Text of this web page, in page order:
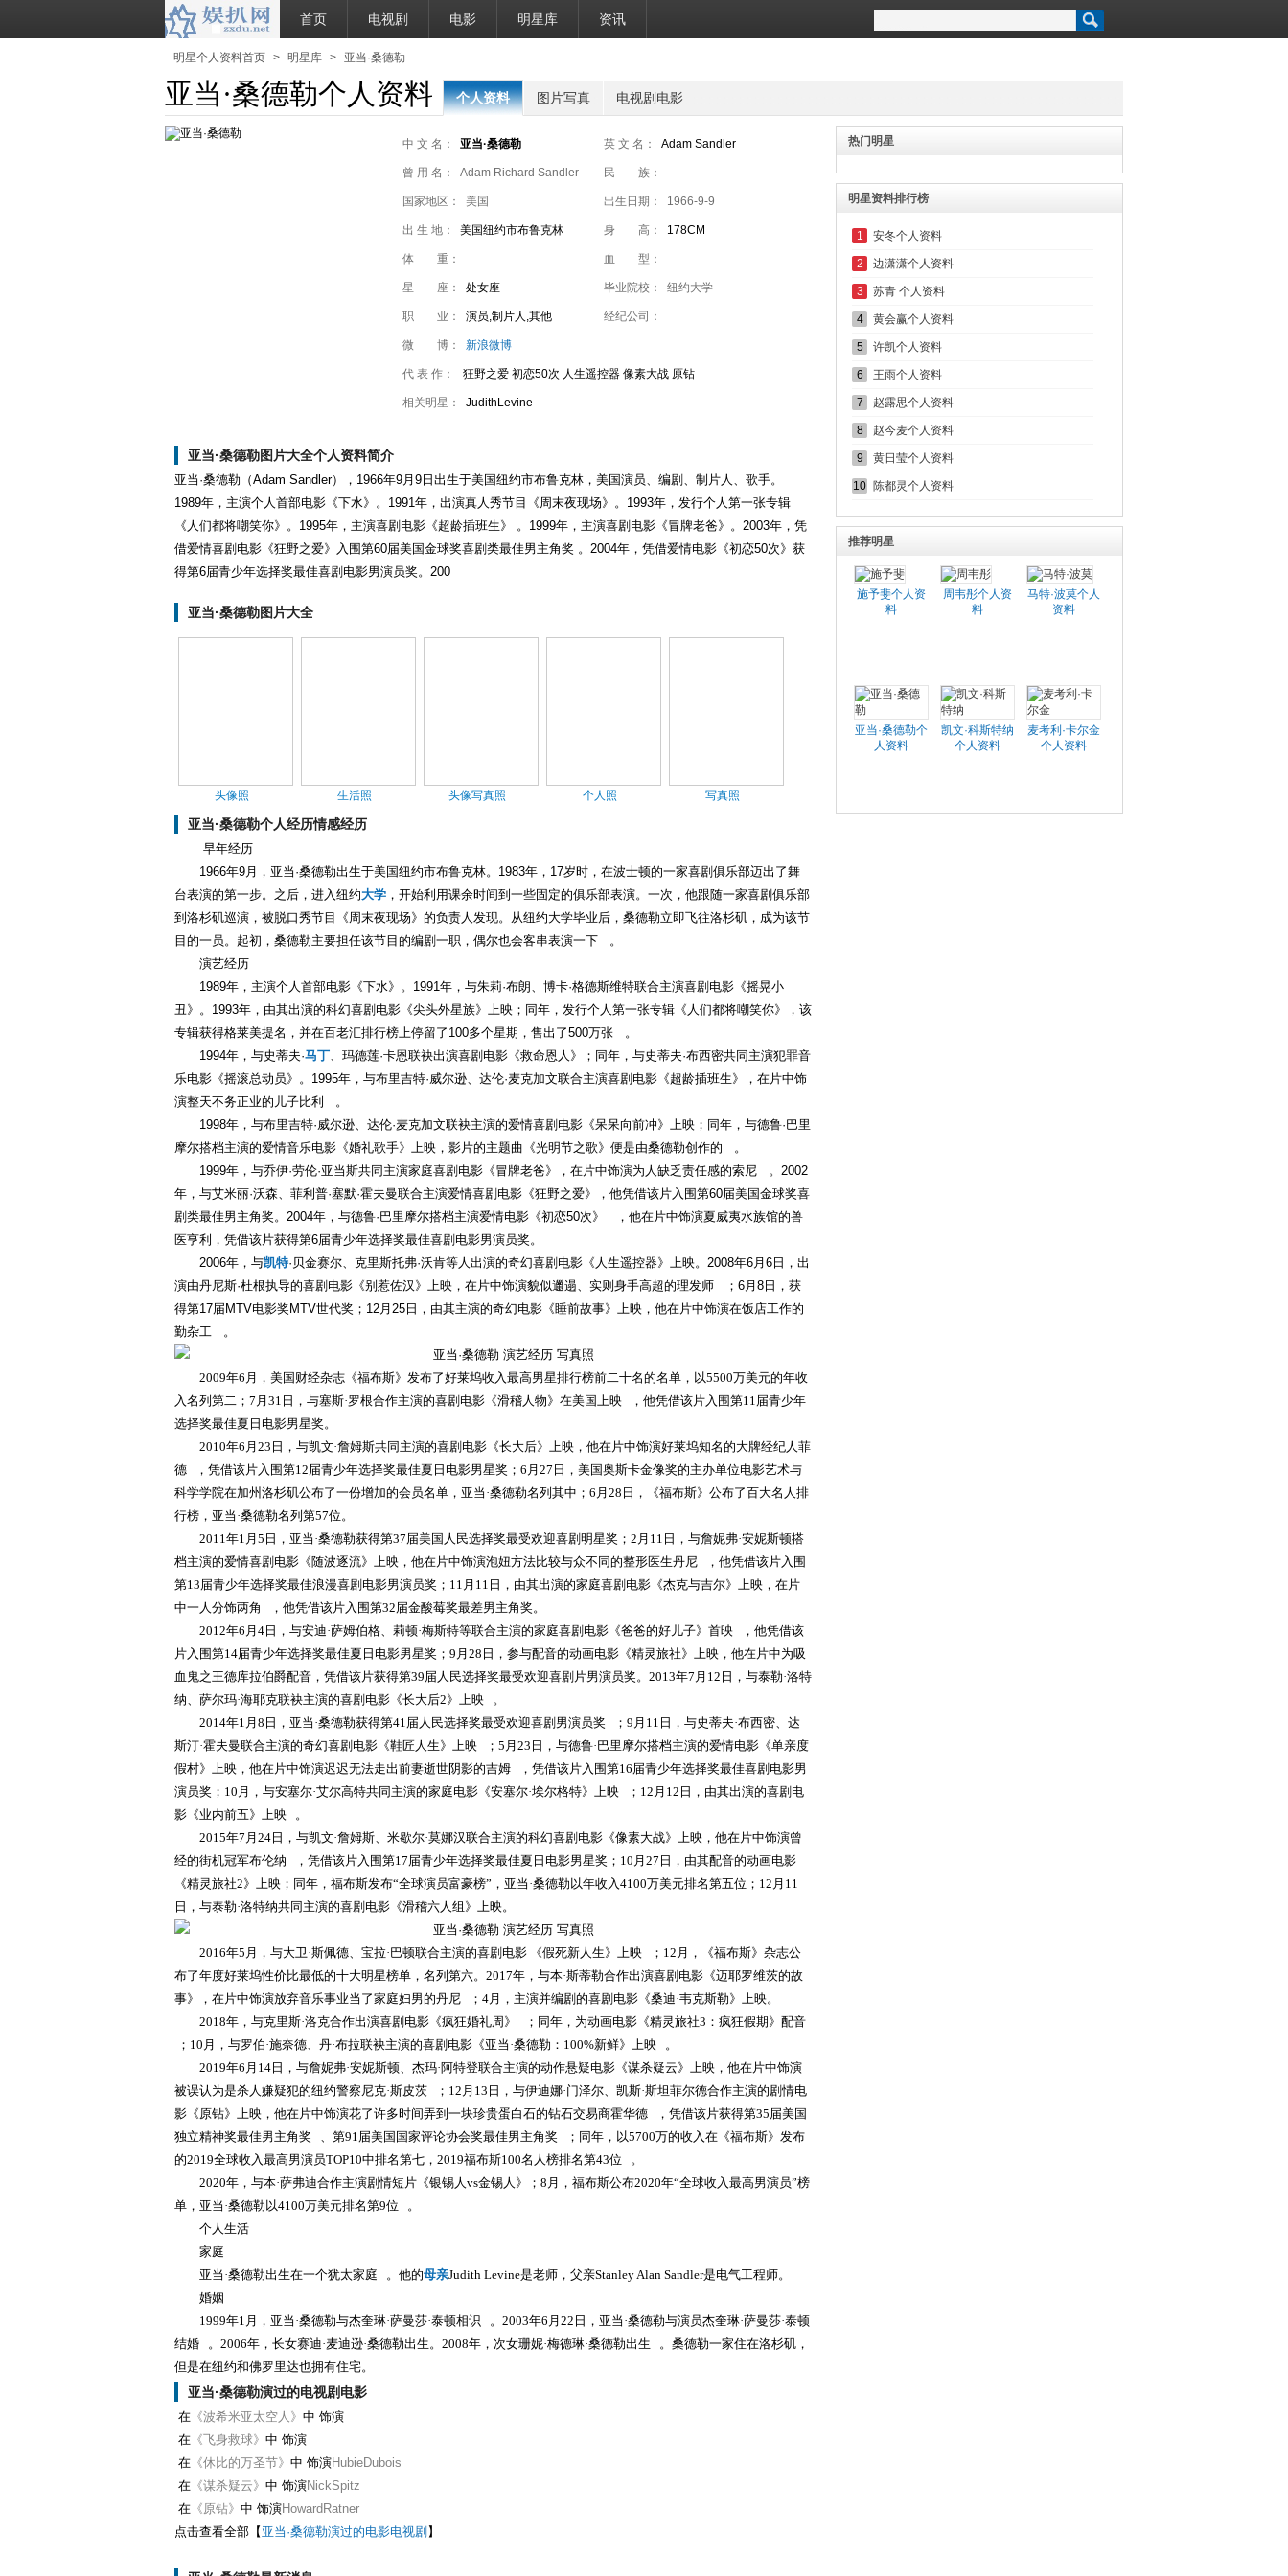
首页 电视剧 电影 明星库 资讯
明星个人资料首页 > 明星库 > 亚当·桑德勒
亚当·桑德勒个人资料 个人资料 图片写真 电视剧电影
中 文 名： 亚当·桑德勒 英 文 名： Adam Sandler
曾 用 名： Adam Richard Sandler 民 族：
国家地区： 美国 出生日期： 1966-9-9
出 生 地： 美国纽约市布鲁克林 身 高： 178CM
体 重： 血 型：
星 座： 处女座 毕业院校： 纽约大学
职 业： 演员,制片人,其他 经纪公司：
微 博： 新浪微博
代 表 作： 狂野之爱 初恋50次 人生遥控器 像素大战 原钻
相关明星： JudithLevine
亚当·桑德勒图片大全个人资料简介
亚当·桑德勒（Adam Sandler），1966年9月9日出生于美国纽约市布鲁克林，美国演员、编剧、制片人、歌手。
1989年，主演个人首部电影《下水》。1991年，出演真人秀节目《周末夜现场》。1993年，发行个人第一张专辑
《人们都将嘲笑你》。1995年，主演喜剧电影《超龄插班生》 。1999年，主演喜剧电影《冒牌老爸》。2003年，凭
借爱情喜剧电影《狂野之爱》入围第60届美国金球奖喜剧类最佳男主角奖 。2004年，凭借爱情电影《初恋50次》获
得第6届青少年选择奖最佳喜剧电影男演员奖。200
亚当·桑德勒图片大全
头像照 生活照 头像写真照 个人照 写真照
亚当·桑德勒个人经历情感经历
早年经历
1966年9月，亚当·桑德勒出生于美国纽约市布鲁克林。1983年，17岁时，在波士顿的一家喜剧俱乐部迈出了舞
台表演的第一步。之后，进入纽约大学 ，开始利用课余时间到一些固定的俱乐部表演。一次，他跟随一家喜剧俱乐部
到洛杉矶巡演，被脱口秀节目《周末夜现场》的负责人发现。从纽约大学毕业后，桑德勒立即飞往洛杉矶，成为该节
目的一员。起初，桑德勒主要担任该节目的编剧一职，偶尔也会客串表演一下 。
演艺经历
1989年，主演个人首部电影《下水》。1991年，与朱莉·布朗、博卡·格德斯维特联合主演喜剧电影《摇晃小
丑》。1993年，由其出演的科幻喜剧电影《尖头外星族》上映；同年，发行个人第一张专辑《人们都将嘲笑你》，该
专辑获得格莱美提名，并在百老汇排行榜上停留了100多个星期，售出了500万张 。
1994年，与史蒂夫·马丁、玛德莲·卡恩联袂出演喜剧电影《救命恩人》；同年，与史蒂夫·布西密共同主演犯罪音
乐电影《摇滚总动员》。1995年，与布里吉特·威尔逊、达伦·麦克加文联合主演喜剧电影《超龄插班生》，在片中饰
演整天不务正业的儿子比利 。
1998年，与布里吉特·威尔逊、达伦·麦克加文联袂主演的爱情喜剧电影《呆呆向前冲》上映；同年，与德鲁·巴里
摩尔搭档主演的爱情音乐电影《婚礼歌手》上映，影片的主题曲《光明节之歌》便是由桑德勒创作的 。
1999年，与乔伊·劳伦·亚当斯共同主演家庭喜剧电影《冒牌老爸》，在片中饰演为人缺乏责任感的索尼 。2002
年，与艾米丽·沃森、菲利普·塞默·霍夫曼联合主演爱情喜剧电影《狂野之爱》，他凭借该片入围第60届美国金球奖喜
剧类最佳男主角奖。2004年，与德鲁·巴里摩尔搭档主演爱情电影《初恋50次》 ，他在片中饰演夏威夷水族馆的兽
医亨利，凭借该片获得第6届青少年选择奖最佳喜剧电影男演员奖。
2006年，与凯特·贝金赛尔、克里斯托弗·沃肯等人出演的奇幻喜剧电影《人生遥控器》上映。2008年6月6日，出
演由丹尼斯·杜根执导的喜剧电影《别惹佐汉》上映，在片中饰演貌似邋遢、实则身手高超的理发师 ；6月8日，获
得第17届MTV电影奖MTV世代奖；12月25日，由其主演的奇幻电影《睡前故事》上映，他在片中饰演在饭店工作的
勤杂工 。
2009年6月，美国财经杂志《福布斯》发布了好莱坞收入最高男星排行榜前二十名的名单，以5500万美元的年收
入名列第二；7月31日，与塞斯·罗根合作主演的喜剧电影《滑稽人物》在美国上映 ，他凭借该片入围第11届青少年
选择奖最佳夏日电影男星奖。
2010年6月23日，与凯文·詹姆斯共同主演的喜剧电影《长大后》上映，他在片中饰演好莱坞知名的大牌经纪人菲
德 ，凭借该片入围第12届青少年选择奖最佳夏日电影男星奖；6月27日，美国奥斯卡金像奖的主办单位电影艺术与
科学学院在加州洛杉矶公布了一份增加的会员名单，亚当·桑德勒名列其中；6月28日，《福布斯》公布了百大名人排
行榜，亚当·桑德勒名列第57位。
2011年1月5日，亚当·桑德勒获得第37届美国人民选择奖最受欢迎喜剧明星奖；2月11日，与詹妮弗·安妮斯顿搭
档主演的爱情喜剧电影《随波逐流》上映，他在片中饰演泡妞方法比较与众不同的整形医生丹尼 ，他凭借该片入围
第13届青少年选择奖最佳浪漫喜剧电影男演员奖；11月11日，由其出演的家庭喜剧电影《杰克与吉尔》上映，在片
中一人分饰两角 ，他凭借该片入围第32届金酸莓奖最差男主角奖。
2012年6月4日，与安迪·萨姆伯格、莉顿·梅斯特等联合主演的家庭喜剧电影《爸爸的好儿子》首映 ，他凭借该
片入围第14届青少年选择奖最佳夏日电影男星奖；9月28日，参与配音的动画电影《精灵旅社》上映，他在片中为吸
血鬼之王德库拉伯爵配音，凭借该片获得第39届人民选择奖最受欢迎喜剧片男演员奖。2013年7月12日，与泰勒·洛特
纳、萨尔玛·海耶克联袂主演的喜剧电影《长大后2》上映 。
2014年1月8日，亚当·桑德勒获得第41届人民选择奖最受欢迎喜剧男演员奖 ；9月11日，与史蒂夫·布西密、达
斯汀·霍夫曼联合主演的奇幻喜剧电影《鞋匠人生》上映 ；5月23日，与德鲁·巴里摩尔搭档主演的爱情电影《单亲度
假村》上映，他在片中饰演迟迟无法走出前妻逝世阴影的吉姆 ，凭借该片入围第16届青少年选择奖最佳喜剧电影男
演员奖；10月，与安塞尔·艾尔高特共同主演的家庭电影《安塞尔·埃尔格特》上映 ；12月12日，由其出演的喜剧电
影《业内前五》上映 。
2015年7月24日，与凯文·詹姆斯、米歇尔·莫娜汉联合主演的科幻喜剧电影《像素大战》上映，他在片中饰演曾
经的街机冠军布伦纳 ，凭借该片入围第17届青少年选择奖最佳夏日电影男星奖；10月27日，由其配音的动画电影
《精灵旅社2》上映；同年，福布斯发布“全球演员富豪榜”，亚当·桑德勒以年收入4100万美元排名第五位；12月11
日，与泰勒·洛特纳共同主演的喜剧电影《滑稽六人组》上映。
2016年5月，与大卫·斯佩德、宝拉·巴顿联合主演的喜剧电影 《假死新人生》上映 ；12月，《福布斯》杂志公
布了年度好莱坞性价比最低的十大明星榜单，名列第六。2017年，与本·斯蒂勒合作出演喜剧电影《迈耶罗维茨的故
事》，在片中饰演放弃音乐事业当了家庭妇男的丹尼 ；4月，主演并编剧的喜剧电影《桑迪·韦克斯勒》上映。
2018年，与克里斯·洛克合作出演喜剧电影《疯狂婚礼周》 ；同年，为动画电影《精灵旅社3：疯狂假期》配音
；10月，与罗伯·施奈德、丹·布拉联袂主演的喜剧电影《亚当·桑德勒：100%新鲜》上映 。
2019年6月14日，与詹妮弗·安妮斯顿、杰玛·阿特登联合主演的动作悬疑电影《谋杀疑云》上映，他在片中饰演
被误认为是杀人嫌疑犯的纽约警察尼克·斯皮茨 ；12月13日，与伊迪娜·门泽尔、凯斯·斯坦菲尔德合作主演的剧情电
影《原钻》上映，他在片中饰演花了许多时间弄到一块珍贵蛋白石的钻石交易商霍华德 ，凭借该片获得第35届美国
独立精神奖最佳男主角奖 、第91届美国国家评论协会奖最佳男主角奖 ；同年，以5700万的收入在《福布斯》发布
的2019全球收入最高男演员TOP10中排名第七，2019福布斯100名人榜排名第43位 。
2020年，与本·萨弗迪合作主演剧情短片《银锡人vs金锡人》；8月，福布斯公布2020年“全球收入最高男演员”榜
单，亚当·桑德勒以4100万美元排名第9位 。
个人生活
家庭
亚当·桑德勒出生在一个犹太家庭 。他的母亲Judith Levine是老师，父亲Stanley Alan Sandler是电气工程师。
婚姻
1999年1月，亚当·桑德勒与杰奎琳·萨曼莎·泰顿相识 。2003年6月22日，亚当·桑德勒与演员杰奎琳·萨曼莎·泰顿
结婚 。2006年，长女赛迪·麦迪逊·桑德勒出生。2008年，次女珊妮·梅德琳·桑德勒出生 。桑德勒一家住在洛杉矶，
但是在纽约和佛罗里达也拥有住宅。
亚当·桑德勒演过的电视剧电影
在 《波希米亚太空人》 中 饰演
在 《飞身救球》 中 饰演
在 《休比的万圣节》 中 饰演HubieDubois
在 《谋杀疑云》 中 饰演NickSpitz
在 《原钻》 中 饰演HowardRatner
点击查看全部【 亚当·桑德勒演过的电影电视剧 】
热门明星
明星资料排行榜
1 安冬个人资料
2 边潇潇个人资料
3 苏青 个人资料
4 黄会赢个人资料
5 许凯个人资料
6 王雨个人资料
7 赵露思个人资料
8 赵今麦个人资料
9 黄日莹个人资料
10 陈都灵个人资料
推荐明星
施予斐个人资
料
周韦彤个人资
料
马特·波莫个人
资料
亚当·桑德勒个
人资料
凯文·科斯特纳
个人资料
麦考利·卡尔金
个人资料